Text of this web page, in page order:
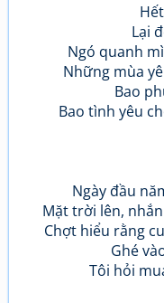
Lại
Ngó quanh
Những mùa
Bao
Bao tình yêu
Ngày đầu
Mặt trời lên,
Chợt hiểu rằng
Ghé
Tôi hỏi